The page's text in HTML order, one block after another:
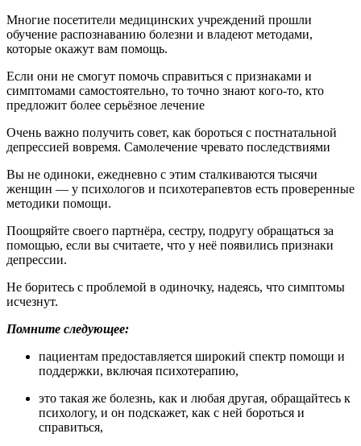
Многие посетители медицинских учреждений прошли
обучение распознаванию болезни и владеют методами,
которые окажут вам помощь.
Если они не смогут помочь справиться с признаками и
симптомами самостоятельно, то точно знают кого-то, кто
предложит более серьёзное лечение
Очень важно получить совет, как бороться с постнатальной
депрессией вовремя. Самолечение чревато последствиями
Вы не одиноки, ежедневно с этим сталкиваются тысячи
женщин — у психологов и психотерапевтов есть проверенные
методики помощи.
Поощряйте своего партнёра, сестру, подругу обращаться за
помощью, если вы считаете, что у неё появились признаки
депрессии.
Не боритесь с проблемой в одиночку, надеясь, что симптомы
исчезнут.
Помните следующее:
пациентам предоставляется широкий спектр помощи и
поддержки, включая психотерапию,
это такая же болезнь, как и любая другая, обращайтесь к
психологу, и он подскажет, как с ней бороться и
справиться,